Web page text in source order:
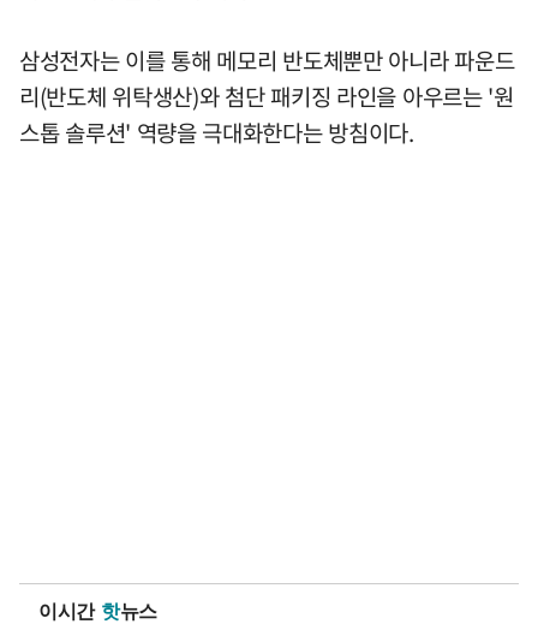
삼성전자는 이를 통해 메모리 반도체뿐만 아니라 파운드
리(반도체 위탁생산)와 첨단 패키징 라인을 아우르는 '원
스톱 솔루션' 역량을 극대화한다는 방침이다.
이시간 핫뉴스